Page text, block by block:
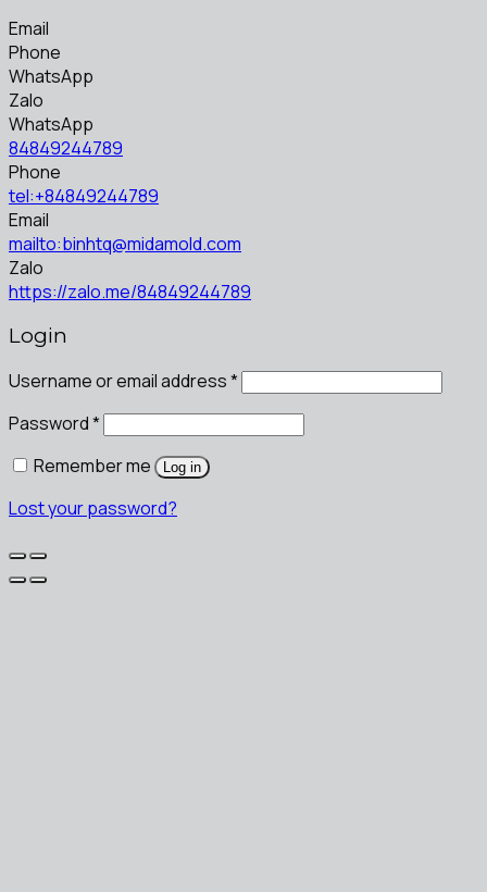
Email
Phone
WhatsApp
Zalo
WhatsApp
84849244789
Phone
tel:+84849244789
Email
mailto:binhtq@midamold.com
Zalo
https://zalo.me/84849244789
Login
Username or email address*
Password*
Remember me
Log in
Lost your password?